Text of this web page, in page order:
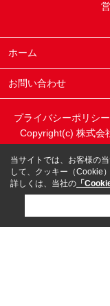
ホーム
お問い合わせ
プライバシーポリシー
Copyright(c) 株式会
当サイトでは、お客様の
して、クッキー（Cookie
詳しくは、当社の 「